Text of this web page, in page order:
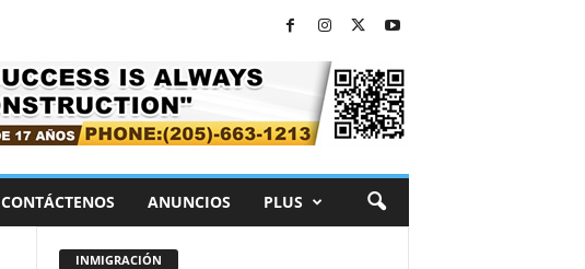
CONTÁCTENOS ANUNCIOS PLUS
INMIGRACIÓN